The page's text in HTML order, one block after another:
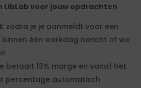
LibLab voor jouw opdrachten
zodra je je aanmeldt voor een
één werkdag bericht of we
betaalt 13% marge en vanaf het
percentage automatisch